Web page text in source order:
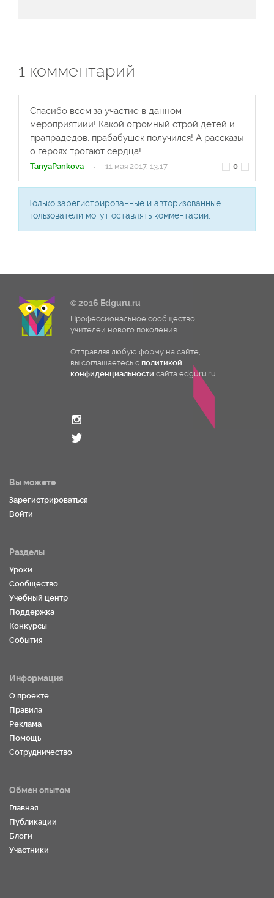
1 комментарий
Спасибо всем за участие в данном
мероприятиии! Какой огромный строй детей и
прапрадедов, прабабушек получился! А рассказы
о героях трогают сердца!
TanyaPankova · 11 мая 2017, 13:17 0
Только зарегистрированные и авторизованные
пользователи могут оставлять комментарии.
© 2016 Edguru.ru
Профессиональное сообщество
учителей нового поколения
Отправляя любую форму на сайте,
вы соглашаетесь с политикой
конфиденциальности сайта edguru.ru
Вы можете
Зарегистрироваться
Войти
Разделы
Уроки
Сообщество
Учебный центр
Поддержка
Конкурсы
События
Информация
О проекте
Правила
Реклама
Помощь
Сотрудничество
Обмен опытом
Главная
Публикации
Блоги
Участники